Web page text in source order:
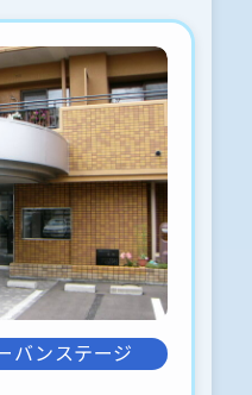
戴しましたの
宅です。
＞◡＜◍)。✧♡
〒030-0813 青
o(^▽^)oありが
0823 青森市橋
バンステージ